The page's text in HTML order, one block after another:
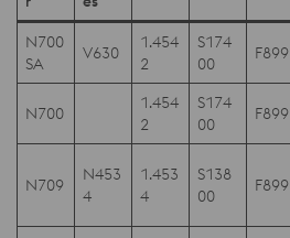
N700
SA
V630
1.454
2
S174
00
F899
N700
1.454
2
S174
00
F899
N709
N453
4
1.453
4
S138
00
F899